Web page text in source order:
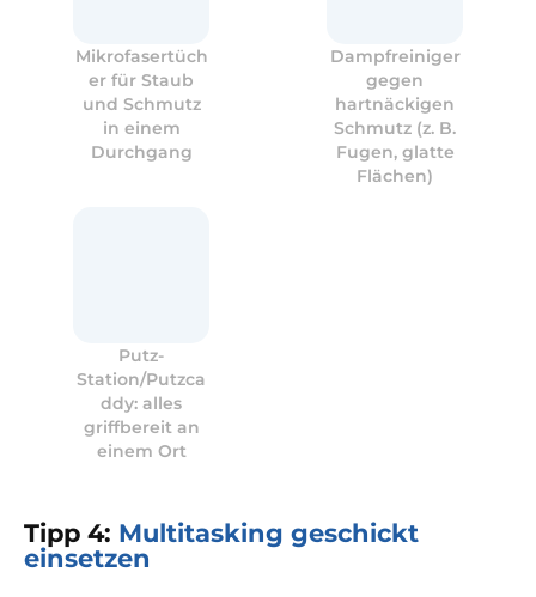
Mikrofasertüch
er für Staub
und Schmutz
in einem
Durchgang
Dampfreiniger
gegen
hartnäckigen
Schmutz (z. B.
Fugen, glatte
Flächen)
Putz-
Station/Putzca
ddy: alles
griffbereit an
einem Ort
Tipp 4: Multitasking geschickt
einsetzen